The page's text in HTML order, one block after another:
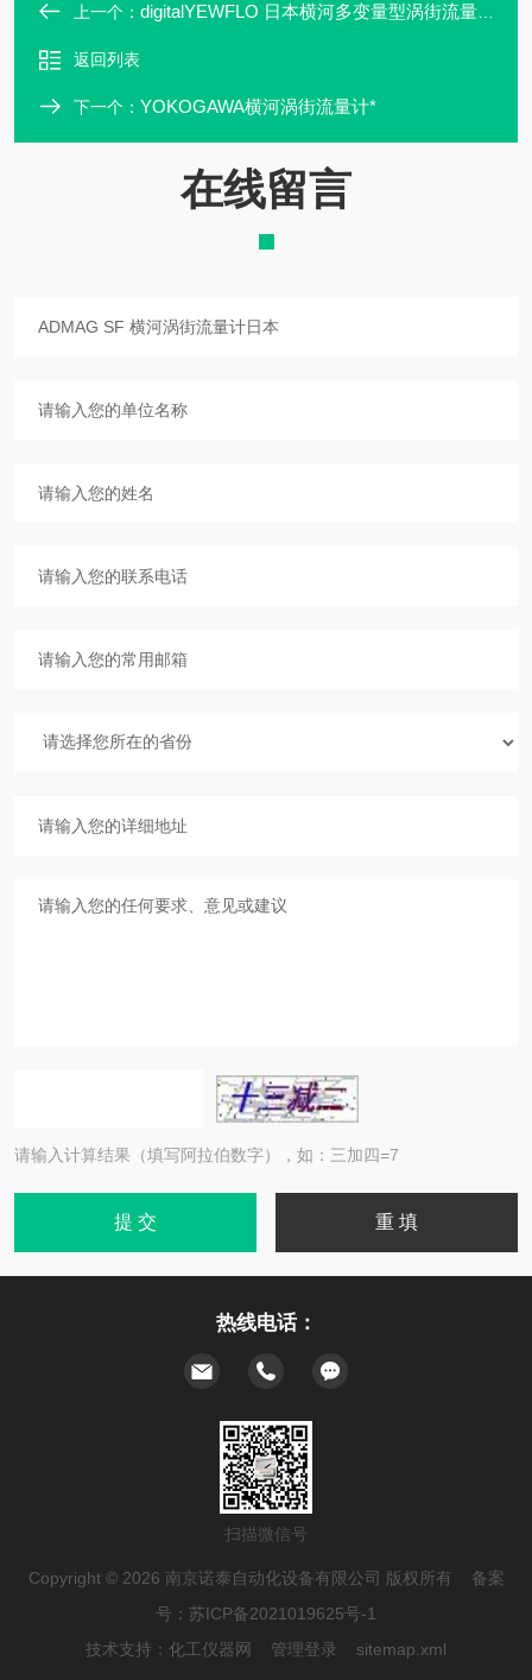
上一个： digitalYEWFLO 日本横河多变量型涡街流量计
返回列表
下一个： YOKOGAWA横河涡街流量计*
在线留言
请输入计算结果（填写阿拉伯数字），如：三加四=7
热线电话：
扫描微信号
Copyright © 2026 南京诺泰自动化设备有限公司 版权所有 备案
号： 苏ICP备2021019625号-1
技术支持： 化工仪器网 管理登录 sitemap.xml